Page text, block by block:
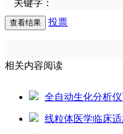
关键字：
投票
相关内容阅读
全自动生化分析
线粒体医学临床